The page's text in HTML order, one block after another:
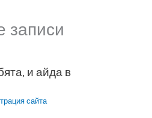
записи
и айда в
сайта